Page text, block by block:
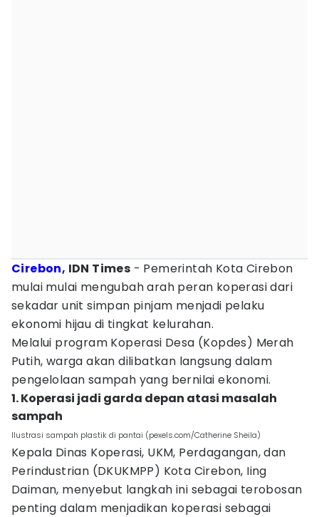
Cirebon, IDN Times - Pemerintah Kota Cirebon
mulai mulai mengubah arah peran koperasi dari
sekadar unit simpan pinjam menjadi pelaku
ekonomi hijau di tingkat kelurahan.
Melalui program Koperasi Desa (Kopdes) Merah
Putih, warga akan dilibatkan langsung dalam
pengelolaan sampah yang bernilai ekonomi.
1. Koperasi jadi garda depan atasi masalah
sampah
Ilustrasi sampah plastik di pantai (pexels.com/Catherine Sheila)
Kepala Dinas Koperasi, UKM, Perdagangan, dan
Perindustrian (DKUKMPP) Kota Cirebon, Iing
Daiman, menyebut langkah ini sebagai terobosan
penting dalam menjadikan koperasi sebagai